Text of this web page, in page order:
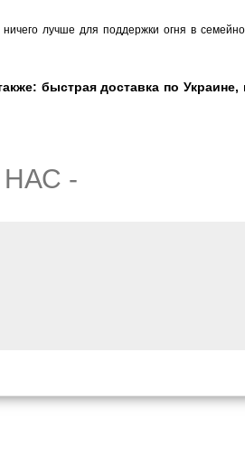
лучше для поддержки огня в
быстрая доставка по
-